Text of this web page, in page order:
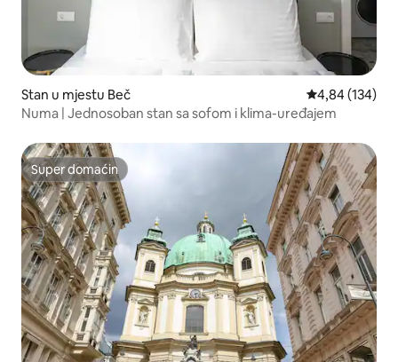
Stan u mjestu Beč prosječna
4,84 (134)
Numa | Jednosoban stan sa sofom i klima-uređajem
Super domaćin
Super domaćin